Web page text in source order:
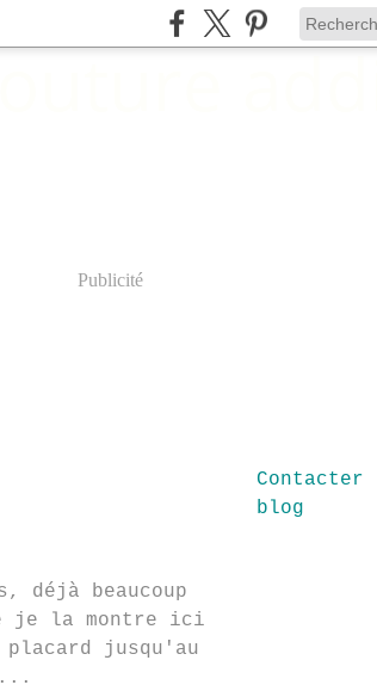
Publicité
déjà beaucoup
je la montre ici
jusqu'au
blog